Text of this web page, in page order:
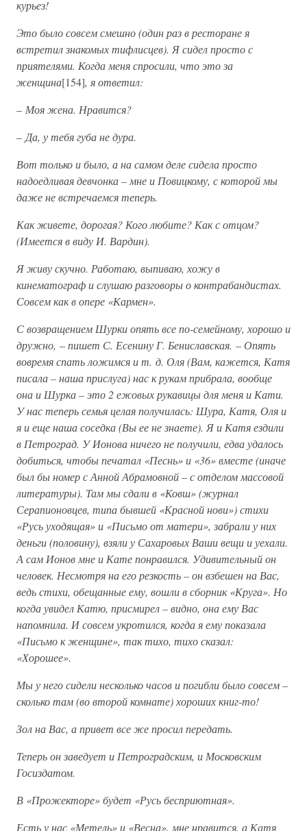
курьез!
Это было совсем смешно (один раз в ресторане я
встретил знакомых тифлисцев). Я сидел просто с
приятелями. Когда меня спросили, что это за
женщина[154], я ответил:
– Моя жена. Нравится?
– Да, у тебя губа не дура.
Вот только и было, а на самом деле сидела просто
надоедливая девчонка – мне и Повицкому, с которой мы
даже не встречаемся теперь.
Как живете, дорогая? Кого любите? Как с отцом?
(Имеется в виду И. Вардин).
Я живу скучно. Работаю, выпиваю, хожу в
кинематограф и слушаю разговоры о контрабандистах.
Совсем как в опере «Кармен».
С возвращением Шурки опять все по-семейному, хорошо и
дружно, –пишет С. Есенину Г. Бениславская. –Опять
вовремя спать ложимся и т. д. Оля (Вам, кажется, Катя
писала – наша прислуга) нас к рукам прибрала, вообще
она и Шурка – это 2 ежовых рукавицы для меня и Кати.
У нас теперь семья целая получилась: Шура, Катя, Оля и
я и еще наша соседка (Вы ее не знаете). Я и Катя ездили
в Петроград. У Ионова ничего не получили, едва удалось
добиться, чтобы печатал «Песнь» и «36» вместе (иначе
был бы номер с Анной Абрамовной – с отделом массовой
литературы). Там мы сдали в «Ковш» (журнал
Серапионовцев, типа бывшей «Красной нови») стихи
«Русь уходящая» и «Письмо от матери», забрали у них
деньги (половину), взяли у Сахаровых Ваши вещи и уехали.
А сам Ионов мне и Кате понравился. Удивительный он
человек. Несмотря на его резкость – он взбешен на Вас,
ведь стихи, обещанные ему, вошли в сборник «Круга». Но
когда увидел Катю, присмирел – видно, она ему Вас
напомнила. И совсем укротился, когда я ему показала
«Письмо к женщине», так тихо, тихо сказал:
«Хорошее».
Мы у него сидели несколько часов и погибли было совсем –
сколько там (во второй комнате) хороших книг-то!
Зол на Вас, а привет все же просил передать.
Теперь он заведует и Петроградским, и Московским
Госиздатом.
В «Прожекторе» будет «Русь бесприютная».
Есть у нас «Метель» и «Весна», мне нравится, а Катя